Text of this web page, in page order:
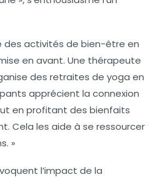
des activités de bien-être en
en avant. Une thérapeute
des retraites de yoga en
apprécient la connexion
en profitant des bienfaits
Cela les aide à se ressourcer
»
l’impact de la